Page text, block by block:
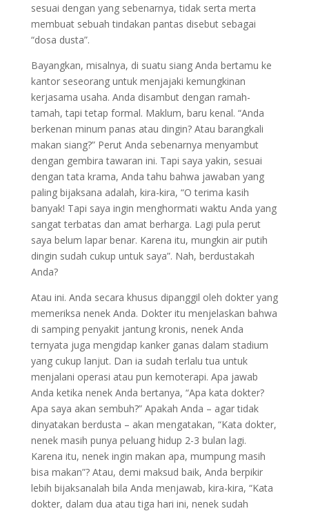
sesuai dengan yang sebenarnya, tidak serta merta
membuat sebuah tindakan pantas disebut sebagai
“dosa dusta”.
Bayangkan, misalnya, di suatu siang Anda bertamu ke
kantor seseorang untuk menjajaki kemungkinan
kerjasama usaha. Anda disambut dengan ramah-
tamah, tapi tetap formal. Maklum, baru kenal. “Anda
berkenan minum panas atau dingin? Atau barangkali
makan siang?” Perut Anda sebenarnya menyambut
dengan gembira tawaran ini. Tapi saya yakin, sesuai
dengan tata krama, Anda tahu bahwa jawaban yang
paling bijaksana adalah, kira-kira, “O terima kasih
banyak! Tapi saya ingin menghormati waktu Anda yang
sangat terbatas dan amat berharga. Lagi pula perut
saya belum lapar benar. Karena itu, mungkin air putih
dingin sudah cukup untuk saya”. Nah, berdustakah
Anda?
Atau ini. Anda secara khusus dipanggil oleh dokter yang
memeriksa nenek Anda. Dokter itu menjelaskan bahwa
di samping penyakit jantung kronis, nenek Anda
ternyata juga mengidap kanker ganas dalam stadium
yang cukup lanjut. Dan ia sudah terlalu tua untuk
menjalani operasi atau pun kemoterapi. Apa jawab
Anda ketika nenek Anda bertanya, “Apa kata dokter?
Apa saya akan sembuh?” Apakah Anda – agar tidak
dinyatakan berdusta – akan mengatakan, “Kata dokter,
nenek masih punya peluang hidup 2-3 bulan lagi.
Karena itu, nenek ingin makan apa, mumpung masih
bisa makan”? Atau, demi maksud baik, Anda berpikir
lebih bijaksanalah bila Anda menjawab, kira-kira, “Kata
dokter, dalam dua atau tiga hari ini, nenek sudah